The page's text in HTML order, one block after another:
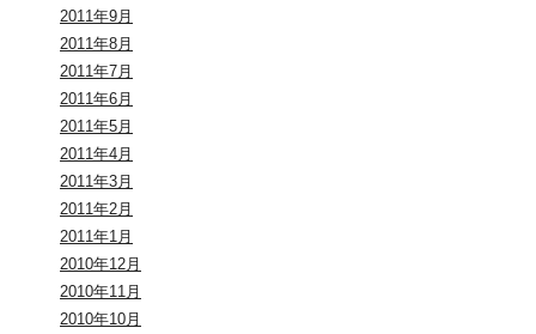
2011年9月
2011年8月
2011年7月
2011年6月
2011年5月
2011年4月
2011年3月
2011年2月
2011年1月
2010年12月
2010年11月
2010年10月